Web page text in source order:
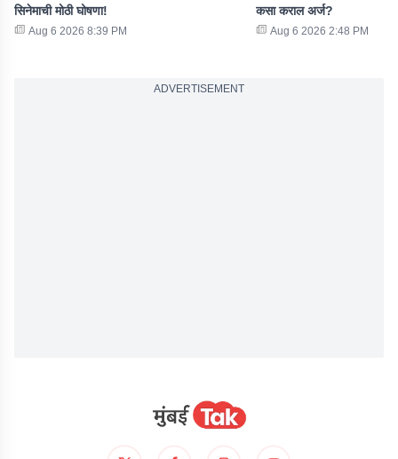
सिनेमाची मोठी घोषणा!
Aug 6 2026 8:39 PM
कसा कराल अर्ज?
Aug 6 2026 2:48 PM
ADVERTISEMENT